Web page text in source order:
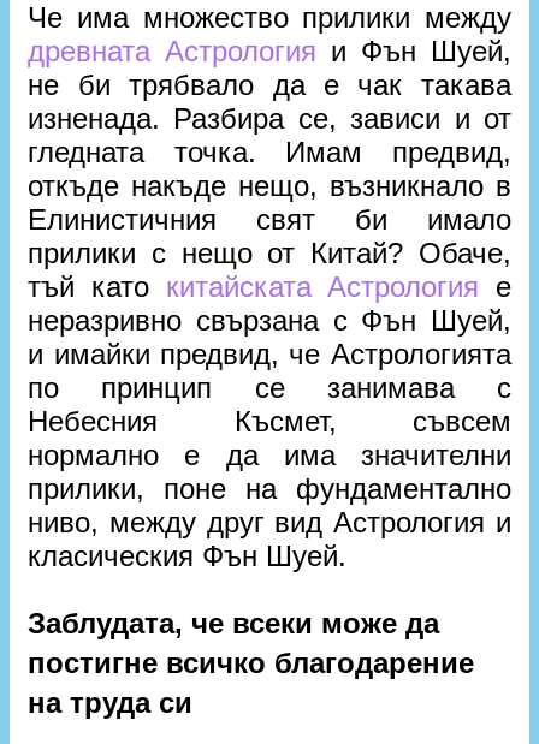
Че има множество прилики между
древната Астрология и Фън Шуей,
не би трябвало да е чак такава
изненада. Разбира се, зависи и от
гледната точка. Имам предвид,
откъде накъде нещо, възникнало в
Елинистичния свят би имало
прилики с нещо от Китай? Обаче,
тъй като китайската Астрология е
неразривно свързана с Фън Шуей,
и имайки предвид, че Астрологията
по принцип се занимава с
Небесния Късмет, съвсем
нормално е да има значителни
прилики, поне на фундаментално
ниво, между друг вид Астрология и
класическия Фън Шуей.
Заблудата, че всеки може да
постигне всичко благодарение
на труда си